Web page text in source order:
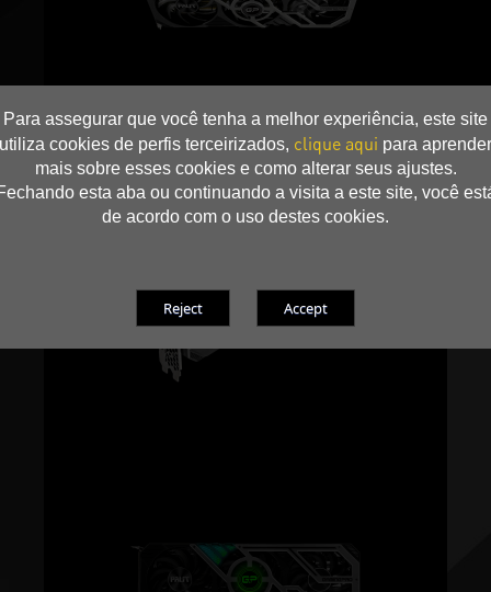
Para assegurar que você tenha a melhor experiência, este site
utiliza cookies de perfis terceirizados, clique aqui para aprender
mais sobre esses cookies e como alterar seus ajustes.
esta aba ou continuando a visita a este site, você
de acordo com o uso destes cookies.